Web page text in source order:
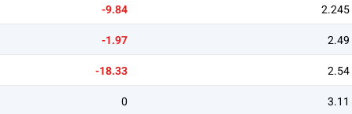
2.245
-9.84
2.49
-1.97
2.54
-18.33
3.11
0